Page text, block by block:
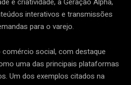
interativos e transmissões
para o varejo.
social, com destaque
uma das principais plataformas
Um dos exemplos citados na